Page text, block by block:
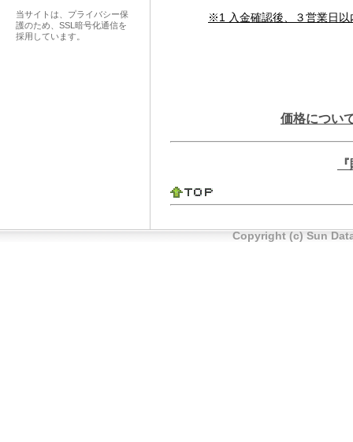
当サイトは、プライバシー保
護のため、SSL暗号化通信を
採用しています。
※1 入金確認後、３営業日以
価格につい
Copyright (c) Sun